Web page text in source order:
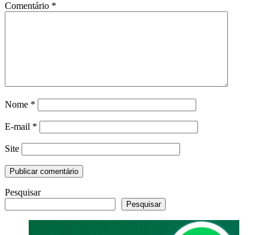
Comentário *
Nome *
E-mail *
Site
Pesquisar
Pesquisar